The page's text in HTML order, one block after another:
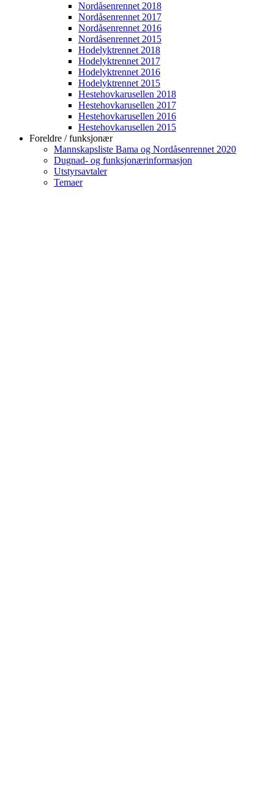
Nordåsenrennet 2018
Nordåsenrennet 2017
Nordåsenrennet 2016
Nordåsenrennet 2015
Hodelyktrennet 2018
Hodelyktrennet 2017
Hodelyktrennet 2016
Hodelyktrennet 2015
Hestehovkarusellen 2018
Hestehovkarusellen 2017
Hestehovkarusellen 2016
Hestehovkarusellen 2015
Foreldre / funksjonær
Mannskapsliste Bama og Nordåsenrennet 2020
Dugnad- og funksjonærinformasjon
Utstyrsavtaler
Temaer